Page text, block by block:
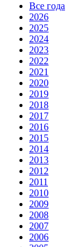
Все года
2026
2025
2024
2023
2022
2021
2020
2019
2018
2017
2016
2015
2014
2013
2012
2011
2010
2009
2008
2007
2006